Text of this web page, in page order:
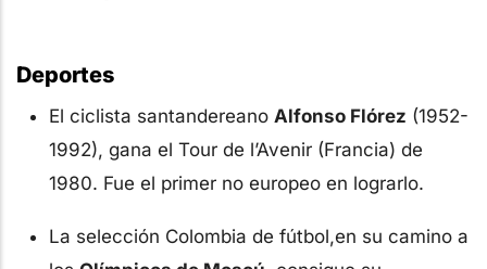
Deportes
El ciclista santandereano Alfonso Flórez (1952-
1992), gana el Tour de l’Avenir (Francia) de
1980. Fue el primer no europeo en lograrlo.
La selección Colombia de fútbol,en su camino a